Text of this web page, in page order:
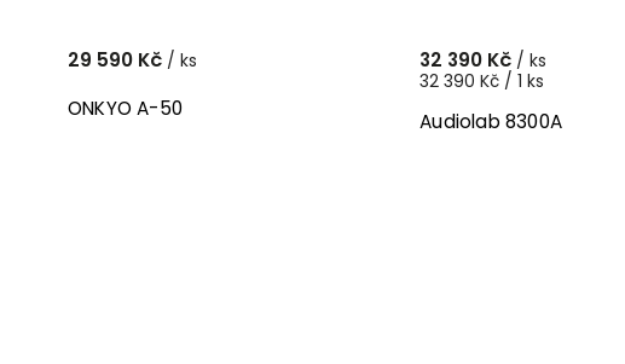
ONKYO A-50
29 590 Kč / ks
Audiolab 8300A
32 390 Kč / ks
32 390 Kč / 1 ks